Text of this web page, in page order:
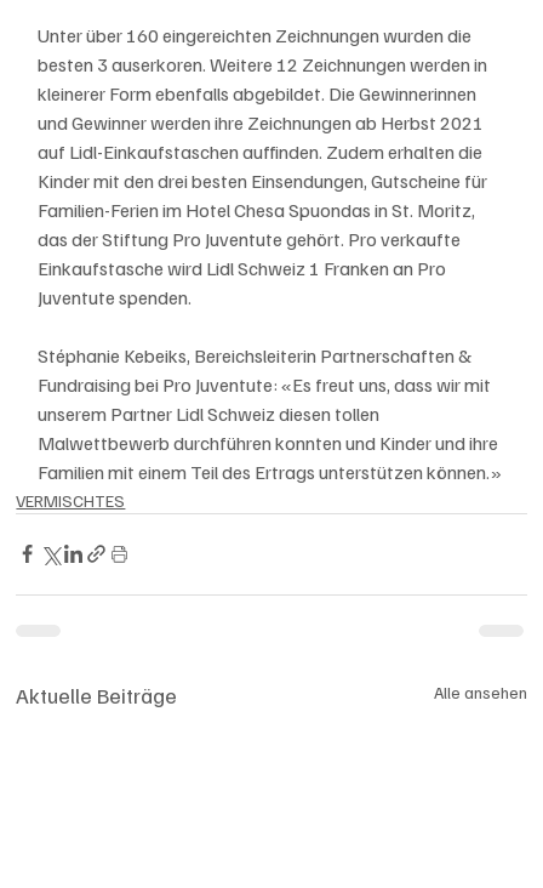
Unter über 160 eingereichten Zeichnungen wurden die
besten 3 auserkoren. Weitere 12 Zeichnungen werden in
kleinerer Form ebenfalls abgebildet. Die Gewinnerinnen
und Gewinner werden ihre Zeichnungen ab Herbst 2021
auf Lidl-Einkaufstaschen auffinden. Zudem erhalten die
Kinder mit den drei besten Einsendungen, Gutscheine für
Familien-Ferien im Hotel Chesa Spuondas in St. Moritz,
das der Stiftung Pro Juventute gehört. Pro verkaufte
Einkaufstasche wird Lidl Schweiz 1 Franken an Pro
Juventute spenden.
Stéphanie Kebeiks, Bereichsleiterin Partnerschaften &
Fundraising bei Pro Juventute: «Es freut uns, dass wir mit
unserem Partner Lidl Schweiz diesen tollen
Malwettbewerb durchführen konnten und Kinder und ihre
Familien mit einem Teil des Ertrags unterstützen können.»
VERMISCHTES
Aktuelle Beiträge Alle ansehen